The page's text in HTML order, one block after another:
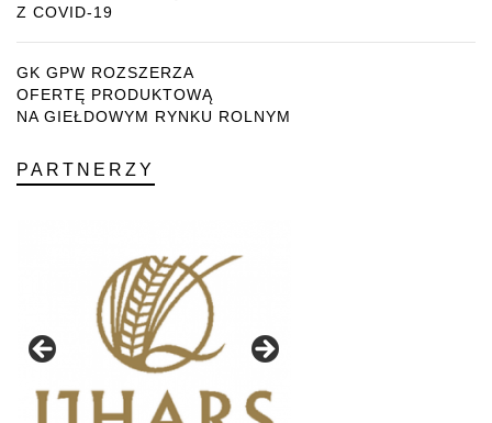
Z COVID-19
GK GPW ROZSZERZA
OFERTĘ PRODUKTOWĄ
NA GIEŁDOWYM RYNKU ROLNYM
PARTNERZY